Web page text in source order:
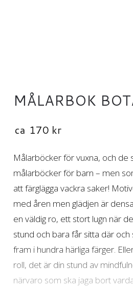
MÅLARBOK
ca 170 kr
Målarböcker för vuxna, och de
målarböcker för barn – men
att färglägga vackra saker!
med åren men glädjen är
en väldig ro, ett stort lugn när
stund och bara får sitta där och
fram i hundra härliga färger.
roll, det är din stund av
närvaro som ska jaga bort